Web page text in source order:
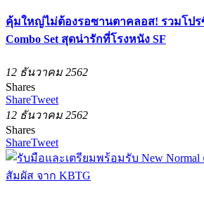
คุ้มใหญ่ไม่ต้องรอซานตาคลอส! รวมโป
Combo Set สุดน่ารักที่โรงหนัง SF
12 ธันวาคม 2562
Shares
ShareTweet
12 ธันวาคม 2562
Shares
ShareTweet